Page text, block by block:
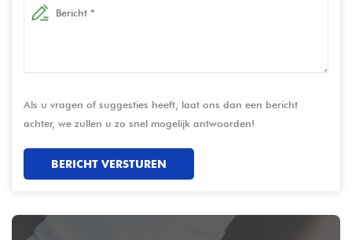
Als u vragen of suggesties heeft, laat ons dan een bericht
achter, we zullen u zo snel mogelijk antwoorden!
BERICHT VERSTUREN